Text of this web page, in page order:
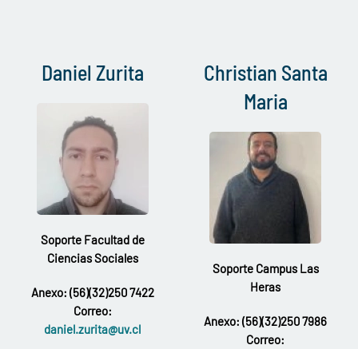
Daniel Zurita
Soporte Facultad de
Ciencias Sociales
Anexo: (56)(32)250 7422
Correo:
daniel.zurita@uv.cl
Christian Santa
Maria
Soporte Campus Las
Heras
Anexo: (56)(32)250 7986
Correo: